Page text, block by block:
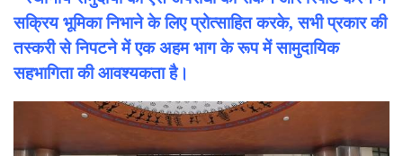
सक्रिय भूमिका निभाने के लिए प्रोत्साहित करके, सभी प्रकार की
तस्करी से निपटने में एक अहम भाग के रूप में सामुदायिक
सहभागिता की आवश्यकता है।